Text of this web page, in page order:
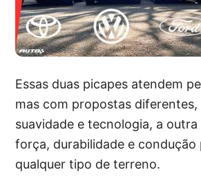
Essas duas picapes atendem
mas com propostas diferentes,
suavidade e tecnologia, a outra
força, durabilidade e condução
qualquer tipo de terreno.